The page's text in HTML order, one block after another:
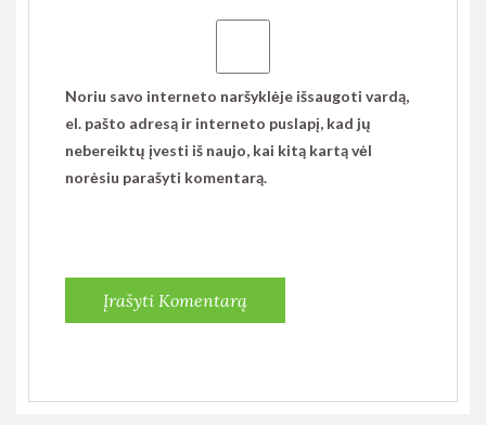
Noriu savo interneto naršyklėje išsaugoti vardą,
el. pašto adresą ir interneto puslapį, kad jų
nebereiktų įvesti iš naujo, kai kitą kartą vėl
norėsiu parašyti komentarą.